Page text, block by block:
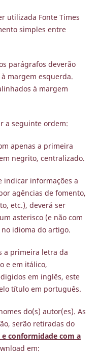
utilizada Fonte Times
simples entre
parágrafos deverão
margem esquerda.
à margem
a seguinte ordem:
apenas a primeira
negrito, centralizado.
indicar informações a
agências de fomento,
etc.), deverá ser
asterisco (e não com
idioma do artigo.
a primeira letra da
e em itálico,
em inglês, este
título em português.
do(s) autor(es). As
serão retiradas do
conformidade com a
em: